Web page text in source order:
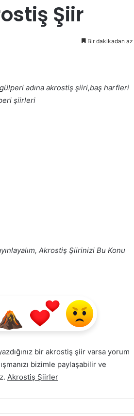
Şiir
Bir dakikadan az
adına akrostiş şiiri,baş harfleri
şiirleri
Akrostiş Şiirinizi Bu Konu
bir akrostiş şiir varsa yorum
bizimle paylaşabilir ve
Akrostiş Şiirler